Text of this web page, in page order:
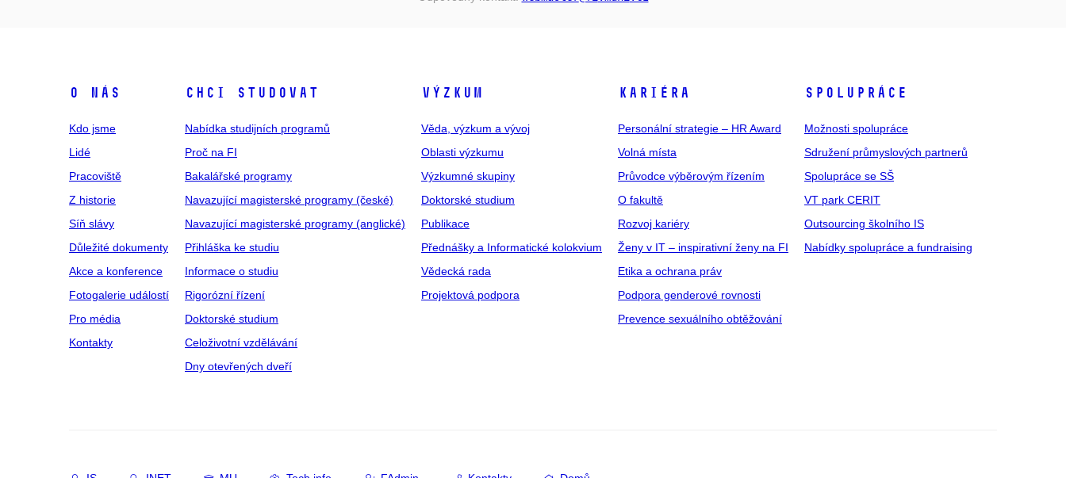
O NÁS
Kdo jsme
Lidé
Pracoviště
Z historie
Síň slávy
Důležité dokumenty
Akce a konference
Fotogalerie událostí
Pro média
Kontakty
CHCI STUDOVAT
Nabídka studijních programů
Proč na FI
Bakalářské programy
Navazující magisterské programy (české)
Navazující magisterské programy (anglické)
Přihláška ke studiu
Informace o studiu
Rigorózní řízení
Doktorské studium
Celoživotní vzdělávání
Dny otevřených dveří
VÝZKUM
Věda, výzkum a vývoj
Oblasti výzkumu
Výzkumné skupiny
Doktorské studium
Publikace
Přednášky a Informatické kolokvium
Vědecká rada
Projektová podpora
KARIÉRA
Personální strategie – HR Award
Volná místa
Průvodce výběrovým řízením
O fakultě
Rozvoj kariéry
Ženy v IT – inspirativní ženy na FI
Etika a ochrana práv
Podpora genderové rovnosti
Prevence sexuálního obtěžování
SPOLUPRÁCE
Možnosti spolupráce
Sdružení průmyslových partnerů
Spolupráce se SŠ
VT park CERIT
Outsourcing školního IS
Nabídky spolupráce a fundraising